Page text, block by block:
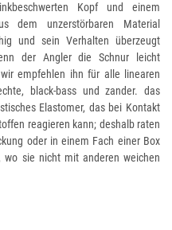
Kopf und einem
dem unzerstörbaren Material
und sein Verhalten überzeugt
der Angler die Schnur leicht
empfehlen ihn für alle linearen
black-bass und zander. das
Elastomer, das bei Kontakt
reagieren kann; deshalb raten
oder in einem Fach einer Box
wo sie nicht mit anderen weichen